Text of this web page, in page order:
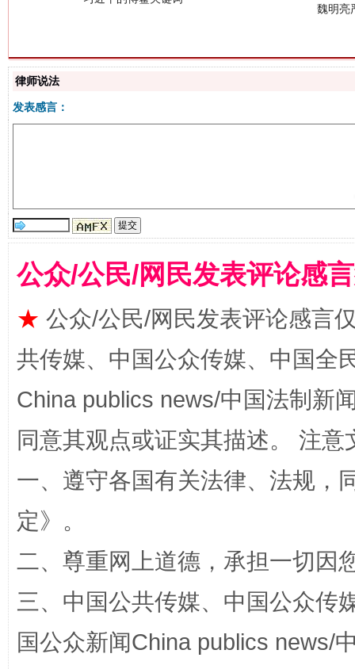
“刷贴”乱象丛生
揭批美国五大"原罪" "
律师说法
发表感言：
公众/公民/网民发表评论感
★ 公众/公民/网民发表评论感言
共传媒、中国公众传媒、中国全
China publics news/中国法制新
同意其观点或证实其描述。 注
一、遵守各国有关法律、法规，
定》。
二、尊重网上道德，承担一切因
三、中国公共传媒、中国公众传
国公众新闻China publics news/